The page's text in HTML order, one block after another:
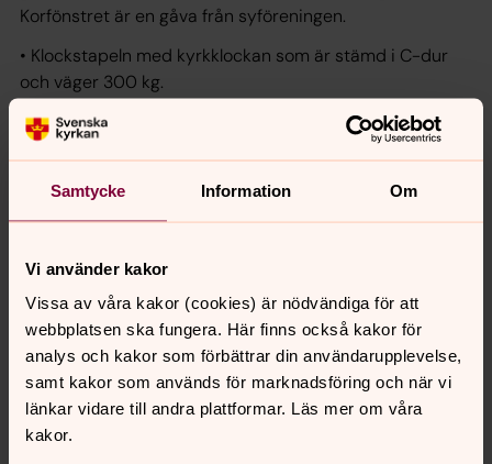
Samtycke Information Om
Vi använder kakor
Vissa av våra kakor (cookies) är nödvändiga för att
webbplatsen ska fungera. Här finns också kakor för
analys och kakor som förbättrar din användarupplevelse,
samt kakor som används för marknadsföring och när vi
länkar vidare till andra plattformar. Läs mer om våra
kakor.
Korfönstret är en gåva från syföreningen.
• Klockstapeln med kyrkklockan som är stämd i C-dur
och väger 300 kg.
•Orgeln som är byggd av Robert Gustavssons
Orgelbyggeri i Härnösand och har 10 stämmor.
• Hörnstenen som är inmurad i kyrksalens vägg och
kommer från Nydala kloster. Stenen är en symbol för
talet.
• Altaret, dopfunten, ambon och bänkarna som är
tillverkade av kyrkvärden Gustav Ragnar i Tenhult.
Texten baseras på foldern om S:t Johannes kyrka i
Värnamo som togs fram i samband med S:t Johannes
kyrkas 25-årsjubileum 2009. Den finns både i S:t